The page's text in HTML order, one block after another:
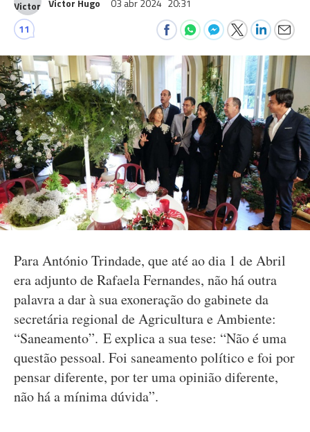
Victor Hugo 03 abr 2024 20:31
11
Para António Trindade, que até ao dia 1 de Abril
era adjunto de Rafaela Fernandes, não há outra
palavra a dar à sua exoneração do gabinete da
secretária regional de Agricultura e Ambiente:
“Saneamento”. E explica a sua tese: “Não é uma
questão pessoal. Foi saneamento político e foi por
pensar diferente, por ter uma opinião diferente,
não há a mínima dúvida”.